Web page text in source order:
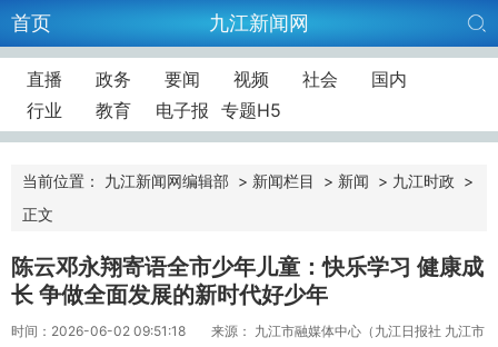
首页 九江新闻网
直播 政务 要闻 视频 社会
国内
行业
教育 电子报 专题H5
当前位置： 九江新闻网编辑部 > 新闻栏目 > 新闻 > 九江时政 >
正文
陈云邓永翔寄语全市少年儿童：快乐学习 健康成
长 争做全面发展的新时代好少年
时间：2026-06-02 09:51:18
来源： 九江市融媒体中心（九江日报社 九江市